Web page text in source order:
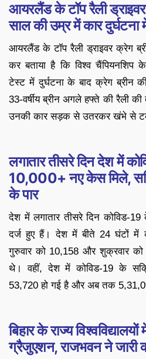
आयरलैंड के टॉप रैली
साल की उम्र में कार दुर्घटना
आयरलैंड के टॉप रैली ड्राइवर क्रेग
कर बताया है कि विश्व चैंपियनशिप
टेस्ट में दुर्घटना के बाद क्रेग ब्रीन
33-वर्षीय ब्रीन अगले हफ्ते की रैली
उनकी कार सड़क से उतरकर खंभे से
लगातार तीसरे दिन देश में
10,000+ नए केस मिले,
के पार
देश में लगातार तीसरे दिन कोविड-
दर्ज हुए हैं। देश में बीते 24 घंटों में
गुरुवार को 10,158 और शुक्रवार
थे। वहीं, देश में कोविड-19 के
53,720 हो गई है और अब तक
बिहार के राज्य
ग्रैजुएशन, राजभवन ने जारी